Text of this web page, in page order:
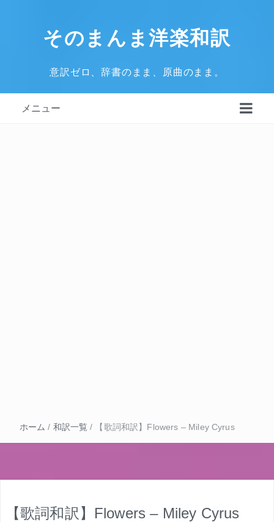
そのまんま洋楽和訳
意訳ゼロ、辞書のまま、原曲のまま。
メニュー
ホーム / 和訳一覧 / 【歌詞和訳】Flowers – Miley Cyrus
【歌詞和訳】Flowers – Miley Cyrus